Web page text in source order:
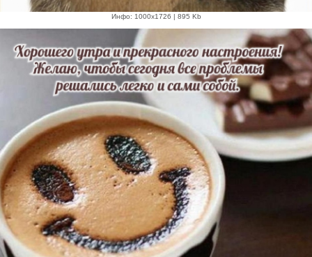
Инфо: 1000х1726 | 895 Kb